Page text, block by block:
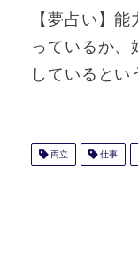
【夢占い】
っているか、
しているとい
両立 仕事